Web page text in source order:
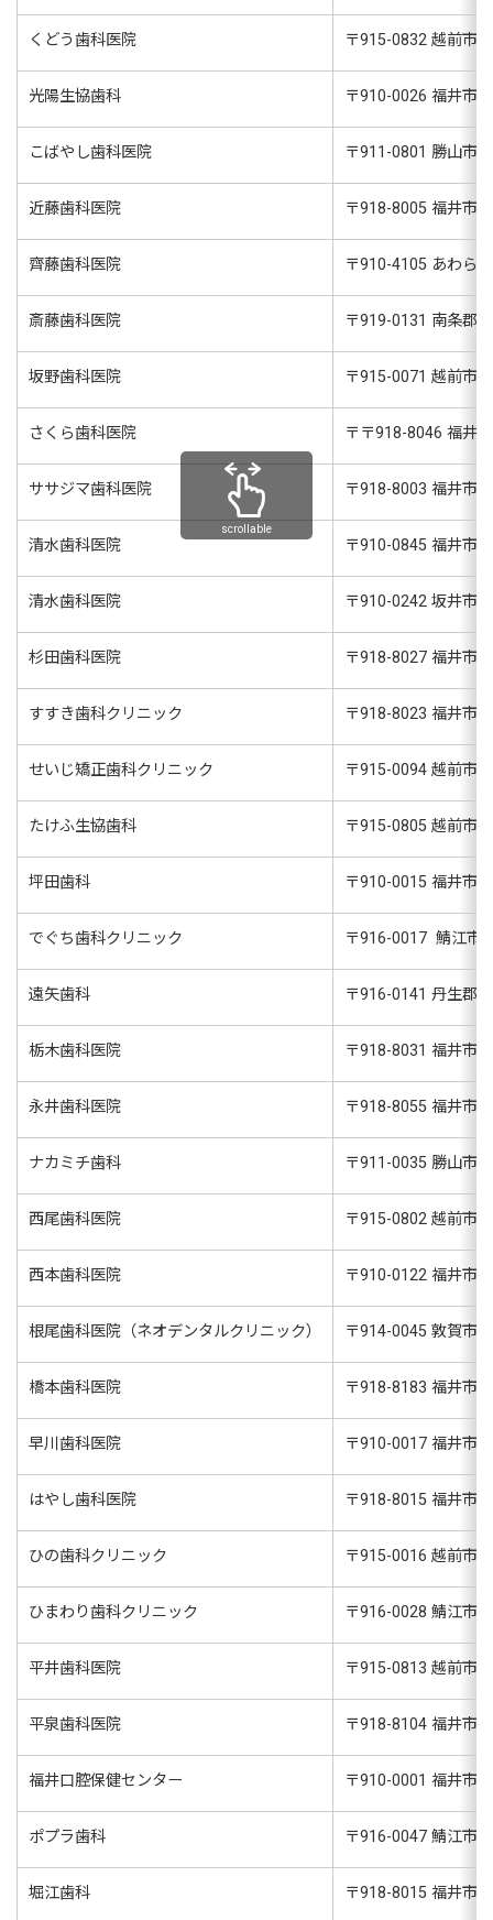
くどう歯科医院 〒915-0832 越前市
光陽生協歯科 〒910-0026 福井市
こばやし歯科医院 〒911-0801 勝山市
近藤歯科医院 〒918-8005 福井市
齊藤歯科医院 〒910-4105 あわら
斎藤歯科医院 〒919-0131 南条郡
坂野歯科医院 〒915-0071 越前市
さくら歯科医院 〒 〒918-8046 福井
ササジマ歯科医院 〒918-8003 福井市
清水歯科医院 〒910-0845 福井市
清水歯科医院 〒910-0242 坂井市
杉田歯科医院 〒918-8027 福井市
すすき歯科クリニック 〒918-8023 福井市
せいじ矯正歯科クリニック 〒915-0094 越前市
たけふ生協歯科 〒915-0805 越前市
坪田歯科 〒910-0015 福井市
でぐち歯科クリニック 〒916-0017 鯖江市
遠矢歯科 〒916-0141 丹生郡
栃木歯科医院 〒918-8031 福井市
永井歯科医院 〒918-8055 福井市
ナカミチ歯科 〒911-0035 勝山市
西尾歯科医院 〒915-0802 越前市
西本歯科医院 〒910-0122 福井市
根尾歯科医院（ネオデンタルクリニック） 〒914-0045 敦賀市
橋本歯科医院 〒918-8183 福井市
早川歯科医院 〒910-0017 福井市
はやし歯科医院 〒918-8015 福井市
ひの歯科クリニック 〒915-0016 越前市
ひまわり歯科クリニック 〒916-0028 鯖江市
平井歯科医院 〒915-0813 越前市
平泉歯科医院 〒918-8104 福井市
福井口腔保健センター 〒910-0001 福井市
ポプラ歯科 〒916-0047 鯖江市
堀江歯科 〒918-8015 福井市
scrollable